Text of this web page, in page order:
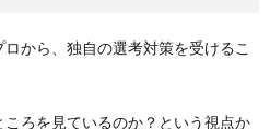
から、独自の選考対策を受けるこ
ろを見ているのか？という視点か